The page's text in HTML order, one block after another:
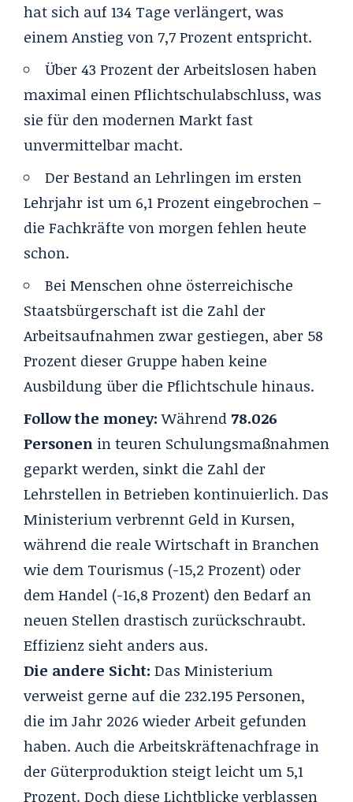
hat sich auf 134 Tage verlängert, was
einem Anstieg von 7,7 Prozent entspricht.
Über 43 Prozent der Arbeitslosen haben
maximal einen Pflichtschulabschluss, was
sie für den modernen Markt fast
unvermittelbar macht.
Der Bestand an Lehrlingen im ersten
Lehrjahr ist um 6,1 Prozent eingebrochen –
die Fachkräfte von morgen fehlen heute
schon.
Bei Menschen ohne österreichische
Staatsbürgerschaft ist die Zahl der
Arbeitsaufnahmen zwar gestiegen, aber 58
Prozent dieser Gruppe haben keine
Ausbildung über die Pflichtschule hinaus.
Follow the money:Während 78.026
Personen in teuren Schulungsmaßnahmen
geparkt werden, sinkt die Zahl der
Lehrstellen in Betrieben kontinuierlich. Das
Ministerium verbrennt Geld in Kursen,
während die reale Wirtschaft in Branchen
wie dem Tourismus (-15,2 Prozent) oder
dem Handel (-16,8 Prozent) den Bedarf an
neuen Stellen drastisch zurückschraubt.
Effizienz sieht anders aus.
Die andere Sicht: Das Ministerium
verweist gerne auf die 232.195 Personen,
die im Jahr 2026 wieder Arbeit gefunden
haben. Auch die Arbeitskräftenachfrage in
der Güterproduktion steigt leicht um 5,1
Prozent. Doch diese Lichtblicke verblassen